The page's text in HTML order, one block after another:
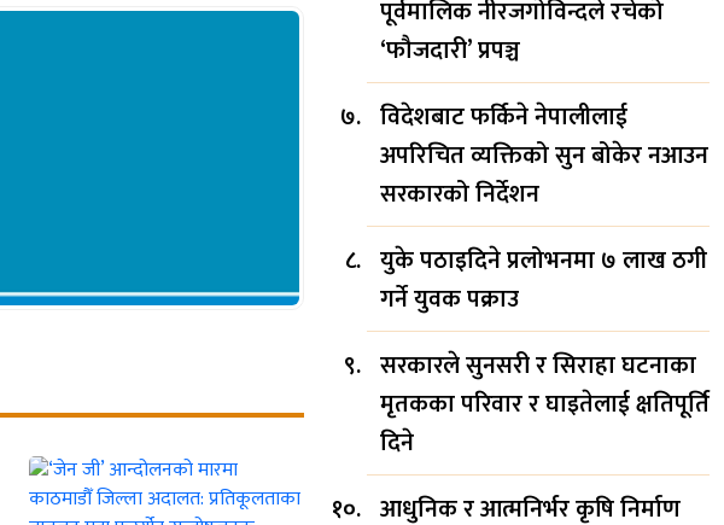
पूर्वमालिक नीरजगोविन्दले रचेको
‘फौजदारी’ प्रपञ्च
विदेशबाट फर्किने नेपालीलाई
अपरिचित व्यक्तिको सुन बोकेर नआउन
सरकारको निर्देशन
युके पठाइदिने प्रलोभनमा ७ लाख ठगी
गर्ने युवक पक्राउ
सरकारले सुनसरी र सिराहा घटनाका
मृतकका परिवार र घाइतेलाई क्षतिपूर्ति
दिने
आधुनिक र आत्मनिर्भर कृषि निर्माण